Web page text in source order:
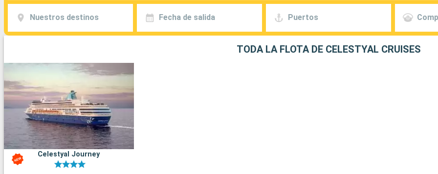
Nuestros destinos Fecha de salida Puertos
TODA LA FLOTA DE CELESTYAL CRUISES
Celestyal Journey